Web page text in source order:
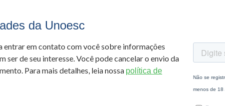
da Unoesc
entrar em contato com você sobre informações
ser de seu interesse. Você pode cancelar o envio da
Para mais detalhes, leia nossa política de